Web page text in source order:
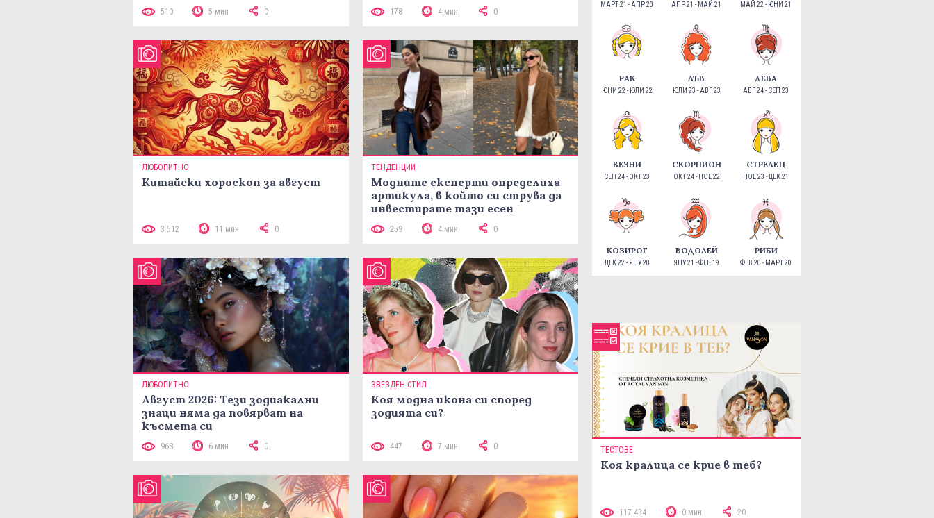
510 5 мин 0 178 4 мин 0
ЛЮБОПИТНО
Китайски хороскоп за август
3 512 11 мин 0
ТЕНДЕНЦИИ
Модните експерти определиха
артикула, в който си струва да
инвестирате тази есен
259 4 мин 0
ЛЮБОПИТНО
Август 2026: Тези зодиакални
знаци няма да повярват на
късмета си
968 6 мин 0
ЗВЕЗДЕН СТИЛ
Коя модна икона си според
зодията си?
447 7 мин 0
МАРТ 21 - АПР 20 АПР 21 - МАЙ 21 МАЙ 22 - ЮНИ 21
РАК
ЮНИ 22 - ЮЛИ 22
ЛЪВ
ЮЛИ 23 - АВГ 23
ДЕВА
АВГ 24 - СЕП 23
ВЕЗНИ
СЕП 24 - ОКТ 23
СКОРПИОН
ОКТ 24 - НОЕ 22
СТРЕЛЕЦ
НОЕ 23 - ДЕК 21
КОЗИРОГ
ДЕК 22 - ЯНУ 20
ВОДОЛЕЙ
ЯНУ 21 - ФЕВ 19
РИБИ
ФЕВ 20 - МАРТ 20
ТЕСТОВЕ
Коя кралица се крие в теб?
117 434 0 мин 20